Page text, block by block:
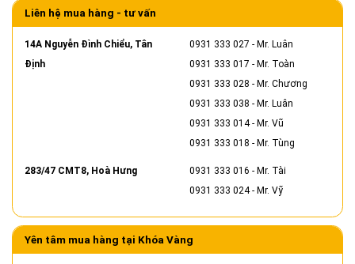
Liên hệ mua hàng - tư vấn
14A Nguyễn Đình Chiểu, Tân
Định
0931 333 027 - Mr. Luân
0931 333 017 - Mr. Toàn
0931 333 028 - Mr. Chương
0931 333 038 - Mr. Luân
0931 333 014- Mr. Vũ
0931 333 018 - Mr. Tùng
283/47 CMT8, Hoà Hưng 0931 333 016 - Mr. Tài
0931 333 024- Mr. Vỹ
Yên tâm mua hàng tại Khóa Vàng